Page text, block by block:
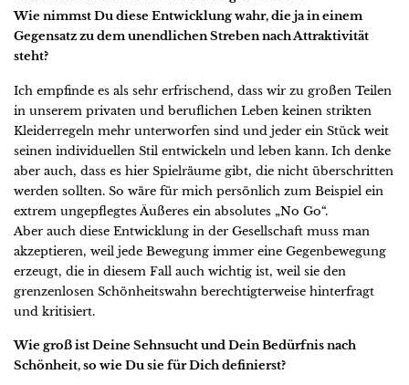
Wie nimmst Du diese Entwicklung wahr, die ja in einem
Gegensatz zu dem unendlichen Streben nach Attraktivität
steht?
Ich empfinde es als sehr erfrischend, dass wir zu großen Teilen
in unserem privaten und beruflichen Leben keinen strikten
Kleiderregeln mehr unterworfen sind und jeder ein Stück weit
seinen individuellen Stil entwickeln und leben kann. Ich denke
aber auch, dass es hier Spielräume gibt, die nicht überschritten
werden sollten. So wäre für mich persönlich zum Beispiel ein
extrem ungepflegtes Äußeres ein absolutes „No Go“.
Aber auch diese Entwicklung in der Gesellschaft muss man
akzeptieren, weil jede Bewegung immer eine Gegenbewegung
erzeugt, die in diesem Fall auch wichtig ist, weil sie den
grenzenlosen Schönheitswahn berechtigterweise hinterfragt
und kritisiert.
Wie groß ist Deine Sehnsucht und Dein Bedürfnis nach
Schönheit, so wie Du sie für Dich definierst?